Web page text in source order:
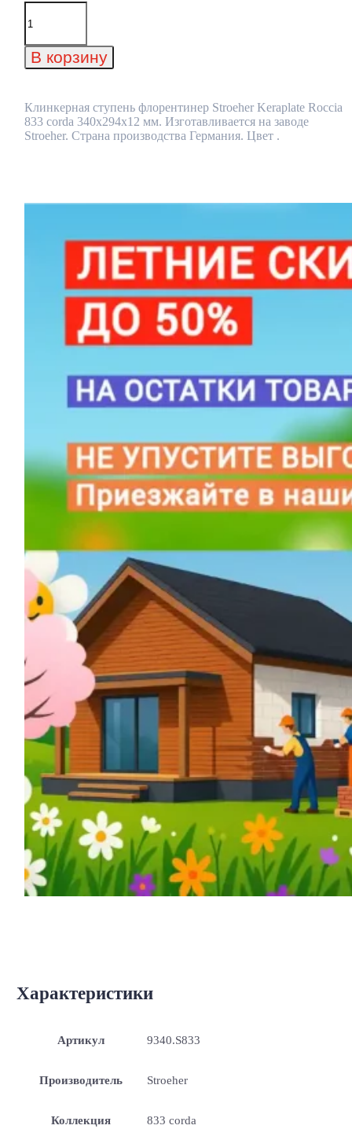
Количество
товара
ступень
флорентинер
Roccia
833
corda
В корзину
Клинкерная ступень флорентинер Stroeher Keraplate Roccia
833 corda 340х294х12 мм. Изготавливается на заводе
Stroeher. Страна производства Германия. Цвет .
Характеристики
Артикул 9340.S833
Производитель Stroeher
Коллекция 833 corda